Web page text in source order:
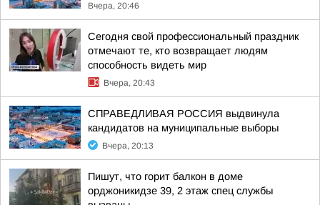
Вчера, 20:46
Сегодня свой профессиональный праздник
отмечают те, кто возвращает людям
способность видеть мир
Вчера, 20:43
СПРАВЕДЛИВАЯ РОССИЯ выдвинула
кандидатов на муниципальные выборы
Вчера, 20:13
Пишут, что горит балкон в доме
орджоникидзе 39, 2 этаж спец службы